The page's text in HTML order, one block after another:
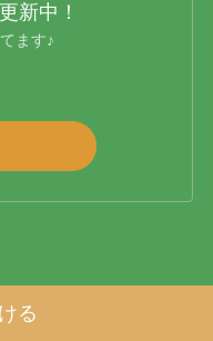
新中！
ます♪
る